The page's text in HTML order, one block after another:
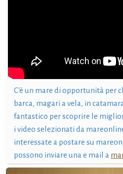
C'è un mare di opportunità per
barca, magari a vela, in
fantastico per scoprire le
i video selezionati da
interessate a postare su
possono inviare una e mail a